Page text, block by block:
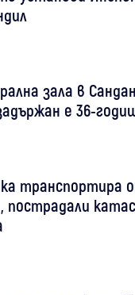
зала в
е 36-
транспортира
пострадали